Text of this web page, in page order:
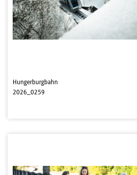
Hungerburgbahn
2026_0259